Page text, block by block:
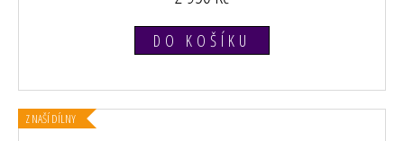
DO KOŠÍKU
Z NAŠÍ DÍLNY